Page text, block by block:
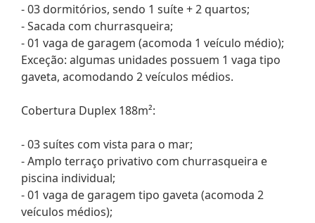
- 03 dormitórios, sendo 1 suíte + 2 quartos;
- Sacada com churrasqueira;
- 01 vaga de garagem (acomoda 1 veículo médio);
Exceção: algumas unidades possuem 1 vaga tipo
gaveta, acomodando 2 veículos médios.
Cobertura Duplex 188m²:
- 03 suítes com vista para o mar;
- Amplo terraço privativo com churrasqueira e
piscina individual;
- 01 vaga de garagem tipo gaveta (acomoda 2
veículos médios);